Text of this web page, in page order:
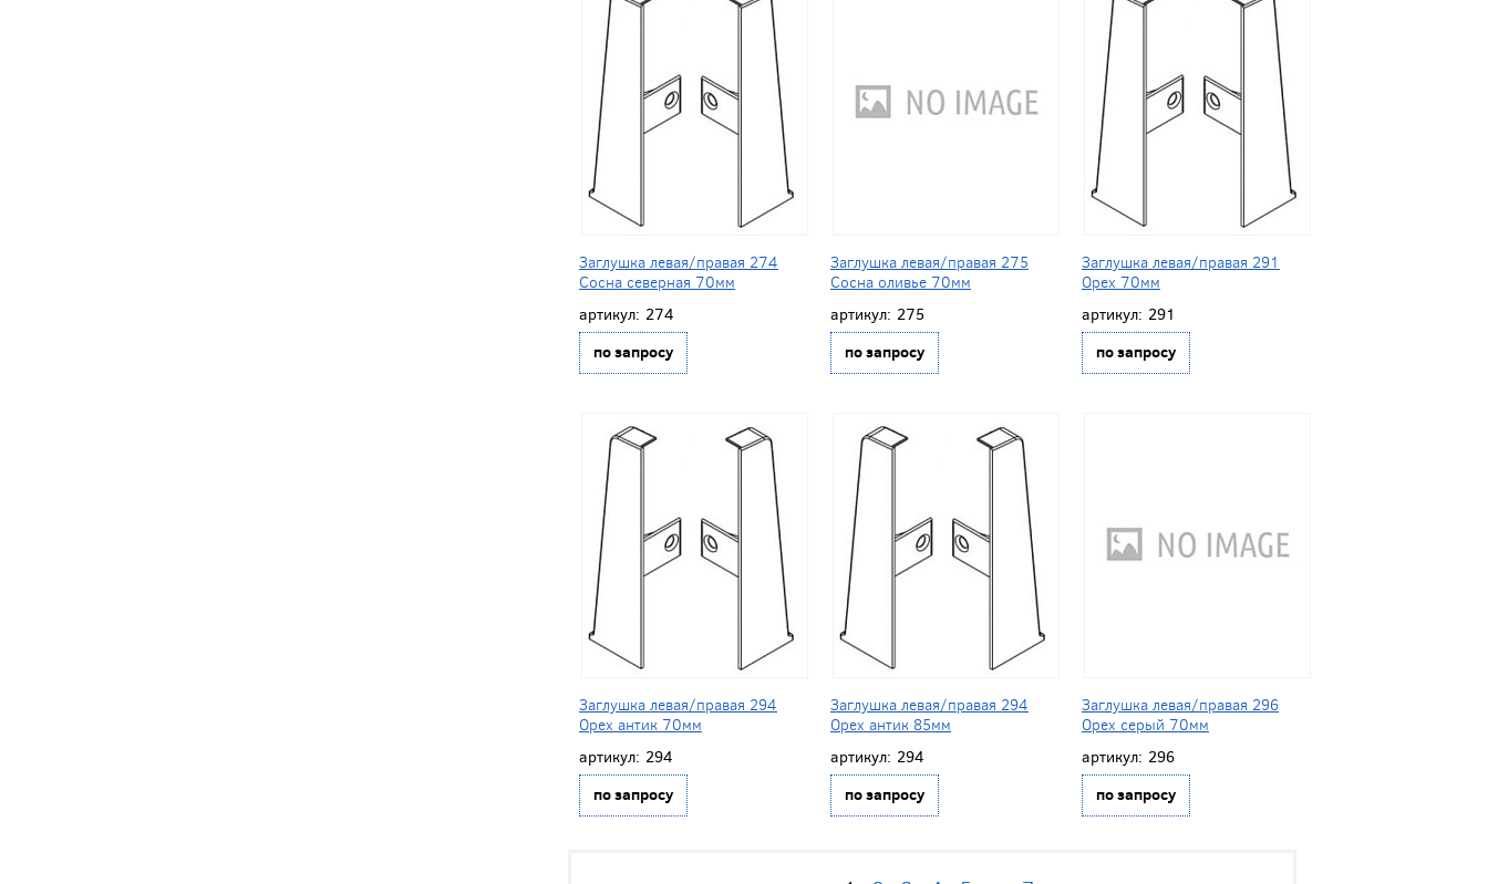
Заглушка левая/правая 274
Сосна северная 70мм
артикул: 274
по запросу
Заглушка левая/правая 275
Сосна оливье 70мм
артикул: 275
по запросу
Заглушка левая/правая 291
Орех 70мм
артикул: 291
по запросу
Заглушка левая/правая 294
Орех антик 70мм
артикул: 294
по запросу
Заглушка левая/правая 294
Орех антик 85мм
артикул: 294
по запросу
Заглушка левая/правая 296
Орех серый 70мм
артикул: 296
по запросу